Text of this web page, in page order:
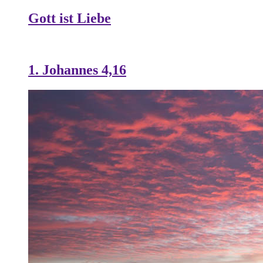
Gott ist Liebe
1. Johannes 4,16